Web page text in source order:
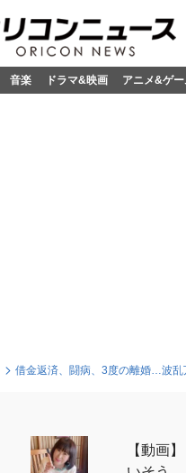
音楽 ドラマ&映画 アニメ&ゲ
借金返済、闘病、3度の離婚…波乱
【動画